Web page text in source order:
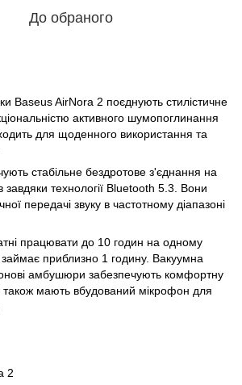
До обраного
Baseus AirNora 2 поєднують стилістичне
активного шумопоглинання
для щоденного використання та
стабільне бездротове з'єднання на
завдяки технології Bluetooth 5.3. Вони
передачі звуку в частотному діапазоні
працювати до 10 годин на одному
приблизно 1 годину. Вакуумна
амбушюри забезпечують комфортну
мають вбудований мікрофон для
2